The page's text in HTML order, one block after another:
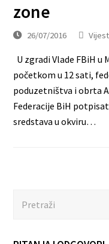
zone
26/07/2016
U zgradi Vlade FBiH u
početkom u 12 sati,
poduzetništva i obrta
Federacije BiH
sredstava u okviru…